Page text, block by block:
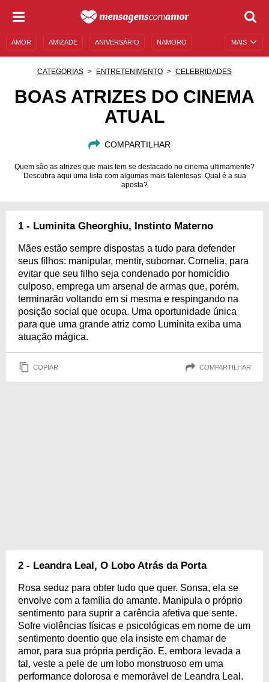
MAIS
AMOR AMIZADE ANIVERSÁRIO NAMORO
MENSAGENS DE ANIVERSÁRIO
CATEGORIAS ENTRETENIMENTO CELEBRIDADES
BOAS ATRIZES DO CINEMA
ATUAL
COMPARTILHAR
Quem são as atrizes que mais tem se destacado no cinema ultimamente?
Descubra aqui uma lista com algumas mais talentosas. Qual é a sua
aposta?
1 - Luminita Gheorghiu, Instinto Materno
Mães estão sempre dispostas a tudo para defender
seus filhos: manipular, mentir, subornar. Cornelia, para
evitar que seu filho seja condenado por homicídio
culposo, emprega um arsenal de armas que, porém,
terminarão voltando em si mesma e respingando na
posição social que ocupa. Uma oportunidade única
para que uma grande atriz como Luminita exiba uma
atuação mágica.
COPIAR COMPARTILHAR
2 - Leandra Leal, O Lobo Atrás da Porta
Rosa seduz para obter tudo que quer. Sonsa, ela se
envolve com a família do amante. Manipula o próprio
sentimento para suprir a carência afetiva que sente.
Sofre violências físicas e psicológicas em nome de um
sentimento doentio que ela insiste em chamar de
amor, para sua própria perdição. E, embora levada a
tal, veste a pele de um lobo monstruoso em uma
performance dolorosa e memorável de Leandra Leal.